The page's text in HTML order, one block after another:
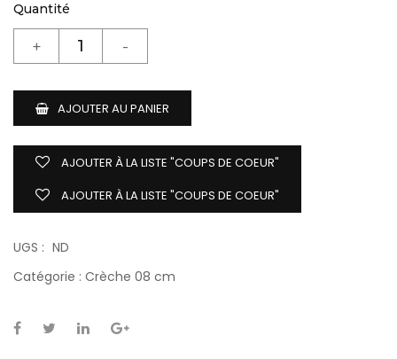
Quantité
AJOUTER AU PANIER
AJOUTER À LA LISTE "COUPS DE COEUR"
AJOUTER À LA LISTE "COUPS DE COEUR"
UGS : ND
Catégorie : Crèche 08 cm